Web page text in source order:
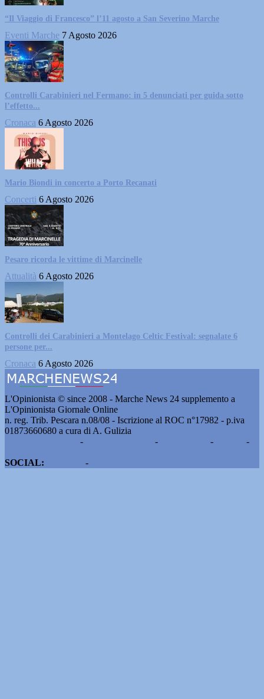
“Il Viaggio di Francesco” l’11 agosto a San Severino Marche
Eventi Marche 7 Agosto 2026
Controlli Carabinieri nel Fermano: in 5 denunciati per guida sotto
l’effetto...
Cronaca 6 Agosto 2026
Mario Biondi in concerto a Porto Recanati
Concerti 6 Agosto 2026
Pesaro ricorda le vittime di Marcinelle
Attualità 6 Agosto 2026
Controlli dei Carabinieri a Montelago Celtic Festival: segnalate 6
persone per...
Cronaca 6 Agosto 2026
L'Opinionista © since 2008 - Marche News 24 supplemento a
L'Opinionista Giornale Online
n. reg. Trib. Pescara n.08/08 - Iscrizione al ROC n°17982 - p.iva
01873660680 a cura di A. Gulizia
- - -
-
SOCIAL:
-